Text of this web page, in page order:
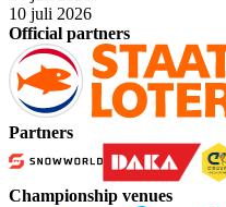
10 juli 2026
Official partners
Partners
Championship venues